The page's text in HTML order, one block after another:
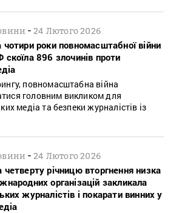
-24 Лютого 2026
чотири роки повномасштабної війни
скоїла 896 злочинів проти
повномасштабна війна
головним викликом для
медіа та безпеки журналістів із
-24 Лютого 2026
четверту річницю вторгнення низка
організацій закликала
журналістів і покарати винних у